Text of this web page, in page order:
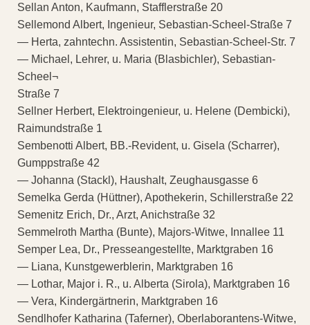
Sellan Anton, Kaufmann, Stafflerstraße 20
Sellemond Albert, Ingenieur, Sebastian-Scheel-Straße 7
— Herta, zahntechn. Assistentin, Sebastian-Scheel-Str. 7
— Michael, Lehrer, u. Maria (Blasbichler), Sebastian-
Scheel¬
Straße 7
Sellner Herbert, Elektroingenieur, u. Helene (Dembicki),
Raimundstraße 1
Sembenotti Albert, BB.-Revident, u. Gisela (Scharrer),
Gumppstraße 42
— Johanna (Stackl), Haushalt, Zeughausgasse 6
Semelka Gerda (Hüttner), Apothekerin, Schillerstraße 22
Semenitz Erich, Dr., Arzt, Anichstraße 32
Semmelroth Martha (Bunte), Majors-Witwe, Innallee 11
Semper Lea, Dr., Presseangestellte, Marktgraben 16
— Liana, Kunstgewerblerin, Marktgraben 16
— Lothar, Major i. R., u. Alberta (Sirola), Marktgraben 16
— Vera, Kindergärtnerin, Marktgraben 16
Sendlhofer Katharina (Taferner), Oberlaborantens-Witwe,